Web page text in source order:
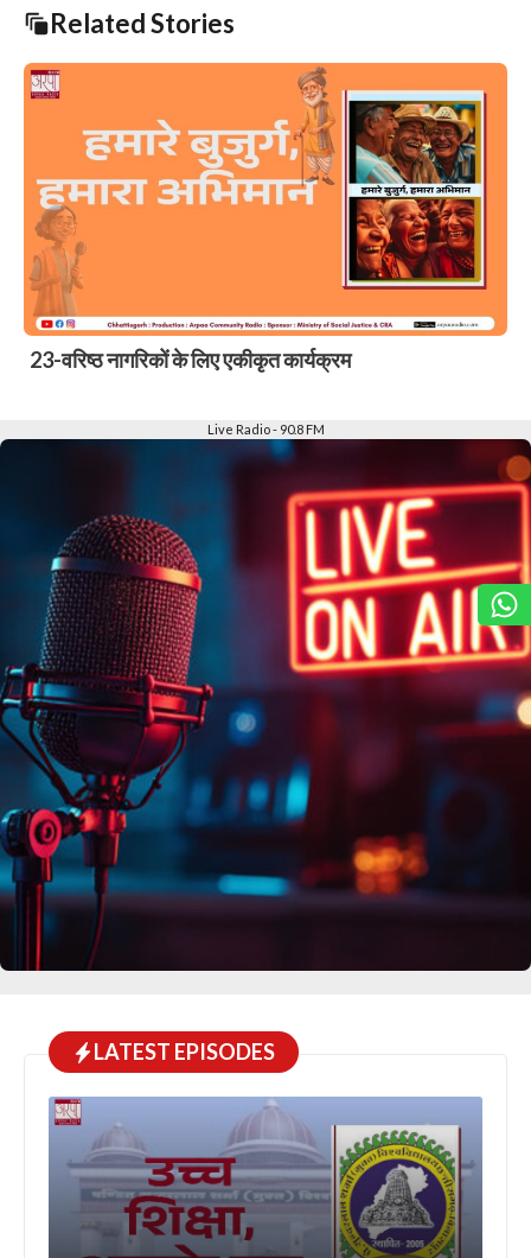
Related Stories
23-वरिष्ठ नागरिकों के लिए एकीकृत कार्यक्रम
Live Radio - 90.8 FM
LATEST EPISODES